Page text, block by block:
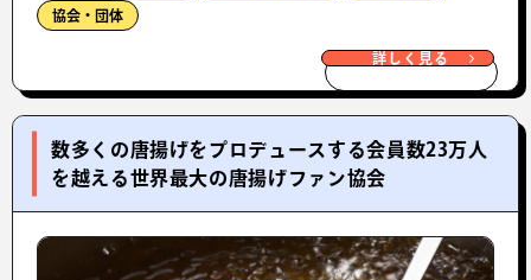
協会・団体
詳しく見る
数多くの唐揚げをプロデュースする会員数23万人
を越える世界最大の唐揚げファン協会